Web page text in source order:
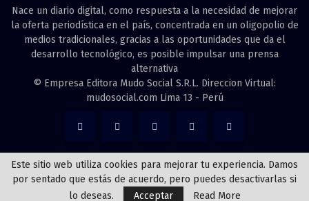
Nace un diario digital, como respuesta a la necesidad de mejorar
la oferta periodística en el país, concentrada en un oligopolio de
medios tradicionales, gracias a las oportunidades que da el
desarrollo tecnológico, es posible impulsar una prensa
alternativa
© Empresa Editora Mudo Social S.R.L. Direccion Virtual:
mudosocial.com Lima 13 - Perú
@2022 - mudosocial.com. Todos los derechos reservados creado por
Este sitio web utiliza cookies para mejorar tu experiencia. Damos
por sentado que estás de acuerdo, pero puedes desactivarlas si
lo deseas.
Acceptar Read More